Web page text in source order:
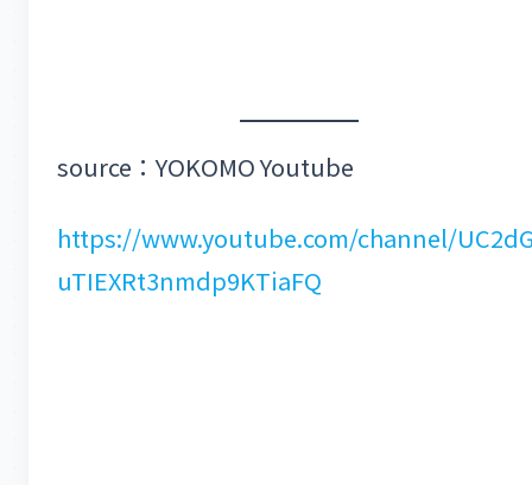
source：YOKOMO Youtube
https://www.youtube.com/channel/
uTIEXRt3nmdp9KTiaFQ